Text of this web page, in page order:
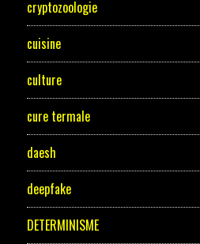
cryptozoologie
cuisine
culture
cure termale
daesh
deepfake
DETERMINISME